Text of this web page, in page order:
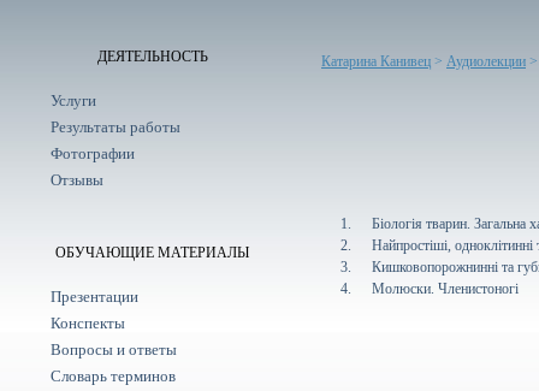
ДЕЯТЕЛЬНОСТЬ
Услуги
Результаты работы
Фотографии
Отзывы
ОБУЧАЮЩИЕ МАТЕРИАЛЫ
Презентации
Конспекты
Вопросы и ответы
Словарь терминов
Катарина Канивец > Аудиолекции
1.
Біологія тварин. Загальна
2.
Найпростіші, одноклітинні
3.
Кишковопорожнинні та
4.
Молюски. Членистоногі